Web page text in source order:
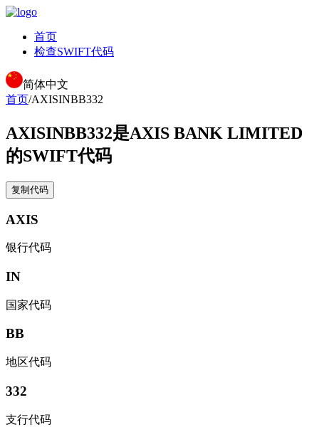
首页
检查SWIFT代码
简体中文
首页/AXISINBB332
AXISINBB332是AXIS BANK LIMITED
的SWIFT代码
复制代码
AXIS
银行代码
IN
国家代码
BB
地区代码
332
支行代码